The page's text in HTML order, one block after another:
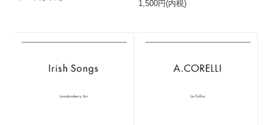
1,500円(内税)